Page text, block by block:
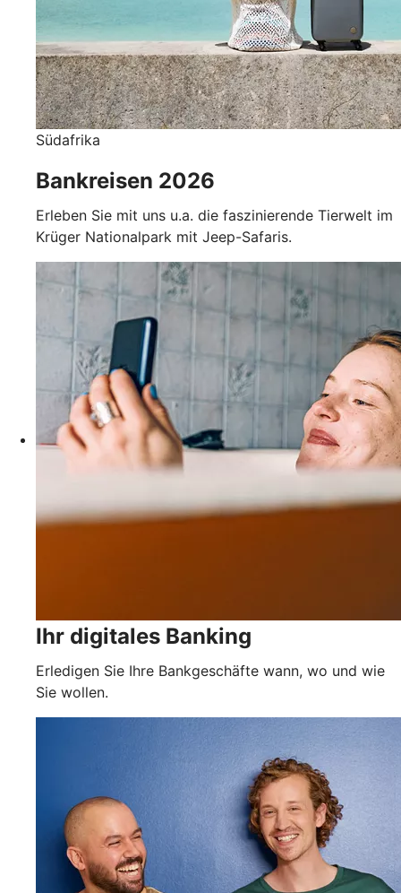
Südafrika
Bankreisen 2026
Erleben Sie mit uns u.a. die faszinierende Tierwelt im
Krüger Nationalpark mit Jeep-Safaris.
Ihr digitales Banking
Erledigen Sie Ihre Bankgeschäfte wann, wo und wie
Sie wollen.